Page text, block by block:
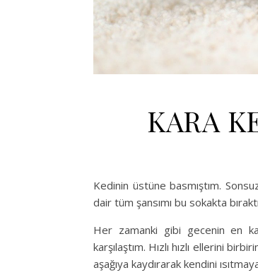
KARA
Kedinin üstüne basmıştım.
dair tüm şansımı bu sokakta
Her zamanki gibi gecenin en
karşılaştım. Hızlı hızlı ellerini
aşağıya kaydırarak kendini